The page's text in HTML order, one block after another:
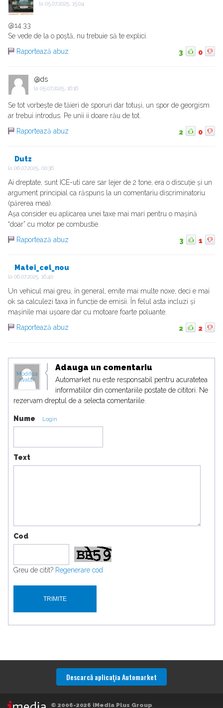
la 05.07.2025, 15:04
@14.33
Se vede de la o poștă, nu trebuie să te explici.
Raportează abuz
3 0
@ds
la 05.07.2025, 16:16
Se tot vorbește de tăieri de sporuri dar totuși, un spor de georgism
ar trebui introdus. Pe unii ii doare rău de tot.
Raportează abuz
2 0
Dutz
la 06.07.2025, 00:36
Ai dreptate, sunt ICE-uti care sar lejer de 2 tone, era o discuție și un
argument principial ca răspuns la un comentariu discriminatoriu
(părerea mea).
Așa consider eu aplicarea unei taxe mai mari pentru o mașină
“doar” cu motor pe combustie.
Raportează abuz
3 1
Matei_cel_nou
la 06.07.2025, 16:40
Un vehicul mai greu, în general, emite mai multe noxe, deci e mai
ok sa calculezi taxa în funcție de emisii. În felul asta incluzi și
mașinile mai ușoare dar cu motoare foarte poluante.
Raportează abuz
2 2
Modifica
avatar
Adauga un comentariu
Automarket nu este responsabil pentru acuratetea
informatiilor din comentariile postate de cititori. Ne
rezervam dreptul de a selecta comentariile.
Nume Login
Text
Cod
Greu de citit? Regenerare cod
Descarcă aplicaţia Automarket
© 2006-2026 iMedia Plus Group.